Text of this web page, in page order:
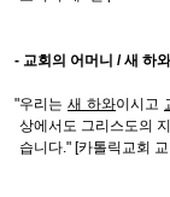
- 교회의 어머니 / 새 하와
"우리는 새 하와이시고
상에서도 그리스도의
습니다." [카톨릭교회